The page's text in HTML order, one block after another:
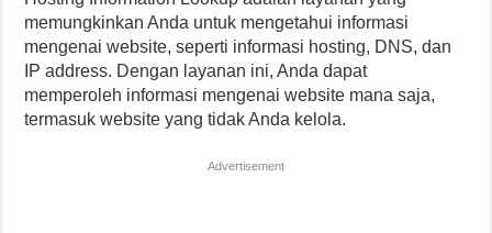
memungkinkan Anda untuk mengetahui informasi
mengenai website, seperti informasi hosting, DNS, dan
IP address. Dengan layanan ini, Anda dapat
memperoleh informasi mengenai website mana saja,
termasuk website yang tidak Anda kelola.
Advertisement